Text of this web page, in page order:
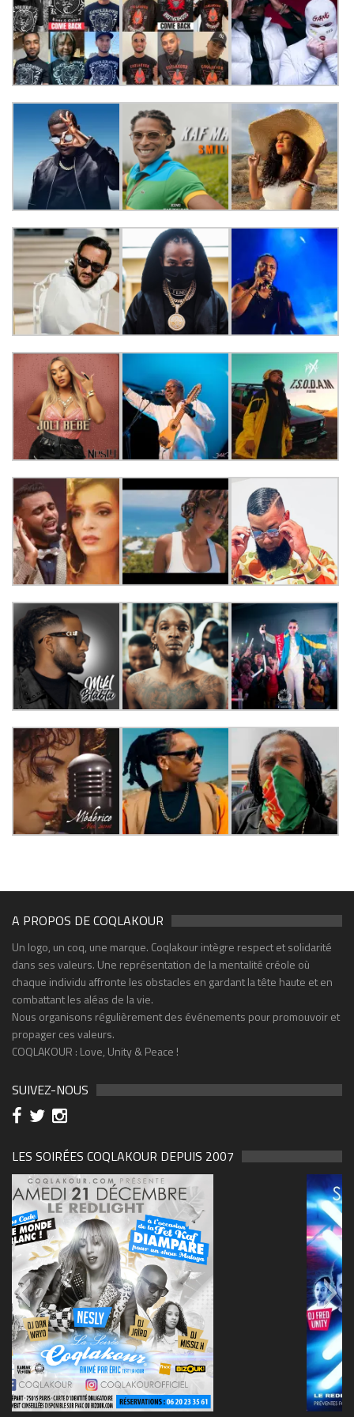
A PROPOS DE COQLAKOUR
Un logo, un coq, une marque. Coqlakour intègre respect et solidarité
dans ses valeurs. Une représentation de la mentalité créole où
chaque individu affronte les obstacles en gardant la tête haute et en
combattant les aléas de la vie.
Nous organisons régulièrement des événements pour promouvoir et
propager ces valeurs.
COQLAKOUR : Love, Unity & Peace !
SUIVEZ-NOUS
LES SOIRÉES COQLAKOUR DEPUIS 2007